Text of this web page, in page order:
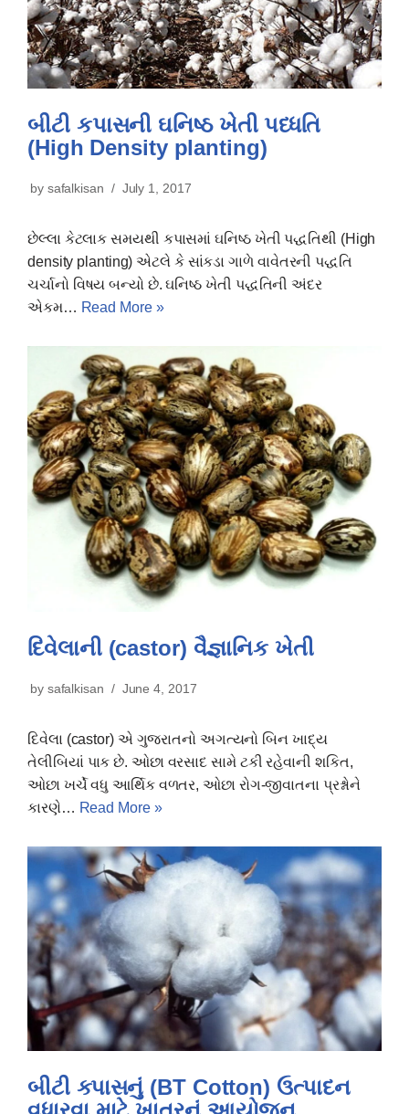
બીટી કપાસની ઘનિષ્ઠ ખેતી પધ્ધતિ
(High Density planting)
by safalkisan July 1, 2017
છેલ્લા કેટલાક સમયથી કપાસમાં ઘનિષ્ઠ ખેતી પદ્ધતિથી (High
density planting) એટલે કે સાંકડા ગાળે વાવેતરની પદ્ધતિ
ચર્ચાનો વિષય બન્યો છે. ઘનિષ્ઠ ખેતી પદ્ધતિની અંદર
એકમ… Read More »
દિવેલાની (castor) વૈજ્ઞાનિક ખેતી
by safalkisan June 4, 2017
દિવેલા (castor) એ ગુજરાતનો અગત્યનો બિન ખાદ્ય
તેલીબિયાં પાક છે. ઓછા વરસાદ સામે ટકી રહેવાની શકિત,
ઓછા ખર્ચે વધુ આર્થિક વળતર, ઓછા રોગ-જીવાતના પ્રશ્નોને
કારણે… Read More »
બીટી ક્પાસનું (BT Cotton) ઉત્પાદન